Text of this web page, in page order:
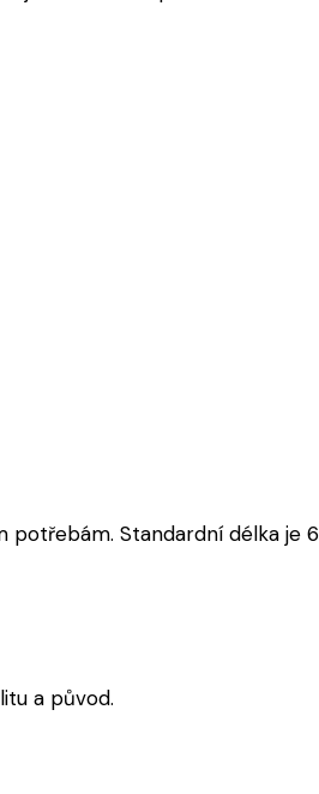
potřebám. Standardní délka je 6
a původ.